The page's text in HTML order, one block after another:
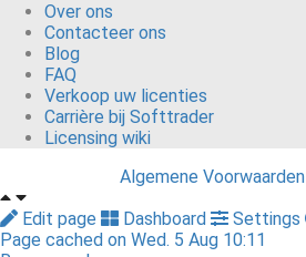
Over ons
Contacteer ons
Blog
FAQ
Verkoop uw licenties
Carrière bij Softtrader
Licensing wiki
Algemene Voorwaarden
Edit page
Dashboard Settings
Page cached on Wed. 5 Aug 10:11